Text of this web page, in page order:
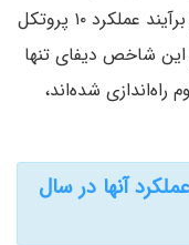
شده است. DeFi Pulse Index نماینده و برآیند عملکرد ۱۰ پروتکل
شاخص دیفای تنها
راه‌اندازی شده‌اند،
آنها در سال